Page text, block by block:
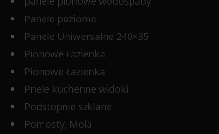
Panele poziome
Panele Uniwersalne 240×35
Pionowe Łazienka
Pionowe Łazienka
Pnele kuchenne widoki
Podstopnie szklane
Pomosty, Mola